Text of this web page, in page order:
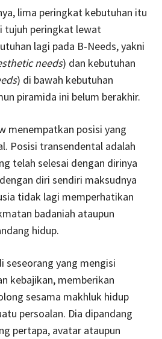
lima peringkat kebutuhan itu
tujuh peringkat lewat
lagi pada B-Needs, yakni
needs) dan kebutuhan
) di bawah kebutuhan
piramida ini belum berakhir.
menempatkan posisi yang
Posisi transendental adalah
telah selesai dengan dirinya
diri sendiri maksudnya
tidak lagi memperhatikan
badaniah ataupun
hidup.
seseorang yang mengisi
kebajikan, memberikan
sesama makhluk hidup
persoalan. Dia dipandang
pertapa, avatar ataupun